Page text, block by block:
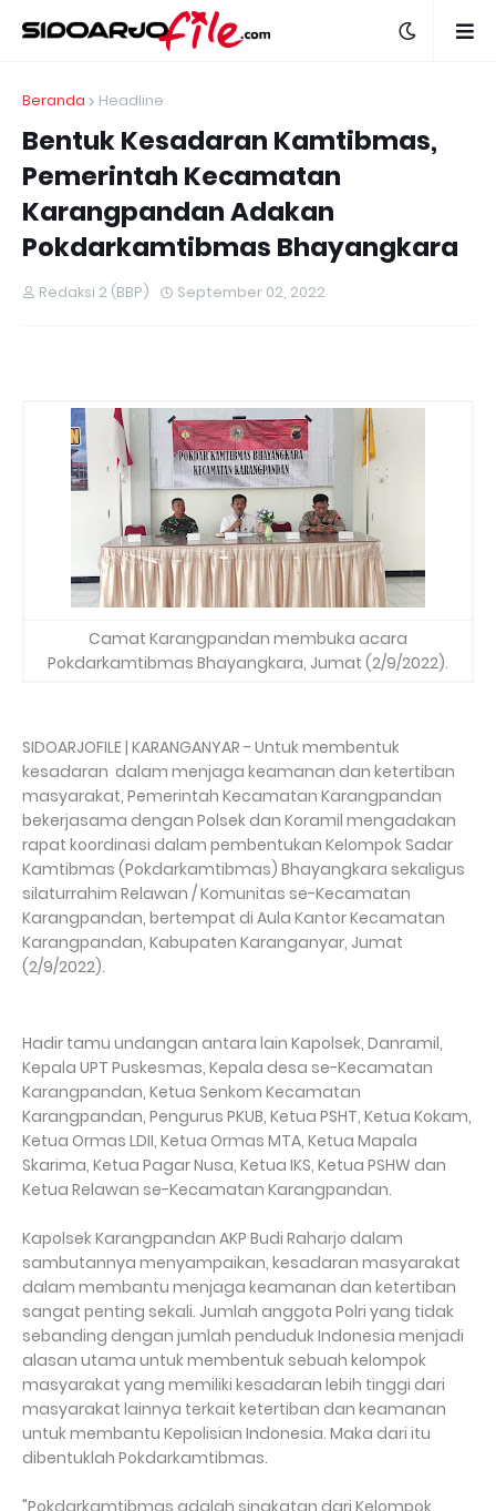
Beranda Headline
Bentuk Kesadaran Kamtibmas,
Pemerintah Kecamatan
Karangpandan Adakan
Pokdarkamtibmas Bhayangkara
Redaksi 2 (BBP) September 02, 2022
Camat Karangpandan membuka acara
Pokdarkamtibmas Bhayangkara, Jumat (2/9/2022).
SIDOARJOFILE | KARANGANYAR - Untuk membentuk
kesadaran dalam menjaga keamanan dan ketertiban
masyarakat, Pemerintah Kecamatan Karangpandan
bekerjasama dengan Polsek dan Koramil mengadakan
rapat koordinasi dalam pembentukan Kelompok Sadar
Kamtibmas (Pokdarkamtibmas) Bhayangkara sekaligus
silaturrahim Relawan / Komunitas se-Kecamatan
Karangpandan, bertempat di Aula Kantor Kecamatan
Karangpandan, Kabupaten Karanganyar, Jumat
(2/9/2022).
Hadir tamu undangan antara lain Kapolsek, Danramil,
Kepala UPT Puskesmas, Kepala desa se-Kecamatan
Karangpandan, Ketua Senkom Kecamatan
Karangpandan, Pengurus PKUB, Ketua PSHT, Ketua Kokam,
Ketua Ormas LDII, Ketua Ormas MTA, Ketua Mapala
Skarima, Ketua Pagar Nusa, Ketua IKS, Ketua PSHW dan
Ketua Relawan se-Kecamatan Karangpandan.
Kapolsek Karangpandan AKP Budi Raharjo dalam
sambutannya menyampaikan, kesadaran masyarakat
dalam membantu menjaga keamanan dan ketertiban
sangat penting sekali. Jumlah anggota Polri yang tidak
sebanding dengan jumlah penduduk Indonesia menjadi
alasan utama untuk membentuk sebuah kelompok
masyarakat yang memiliki kesadaran lebih tinggi dari
masyarakat lainnya terkait ketertiban dan keamanan
untuk membantu Kepolisian Indonesia. Maka dari itu
dibentuklah Pokdarkamtibmas.
"Pokdarkamtibmas adalah singkatan dari Kelompok